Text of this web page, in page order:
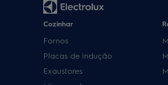
Cozinhar
Fornos
Placas de indução
Exaustores